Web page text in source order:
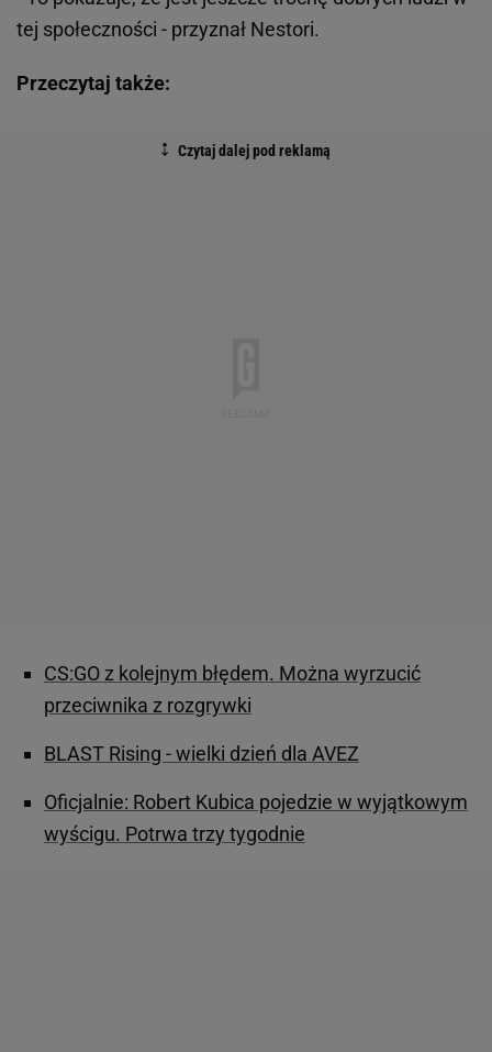
tej społeczności - przyznał Nestori.
Przeczytaj także:
CS:GO z kolejnym błędem. Można wyrzucić
przeciwnika z rozgrywki
BLAST Rising - wielki dzień dla AVEZ
Oficjalnie: Robert Kubica pojedzie w wyjątkowym
wyścigu. Potrwa trzy tygodnie